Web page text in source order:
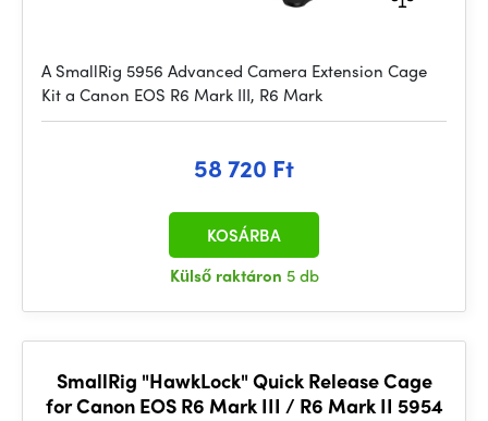
A SmallRig 5956 Advanced Camera Extension Cage
Kit a Canon EOS R6 Mark III, R6 Mark
58 720 Ft
Külső raktáron 5 db
KOSÁRBA
SmallRig "HawkLock" Quick Release Cage
for Canon EOS R6 Mark III / R6 Mark II 5954